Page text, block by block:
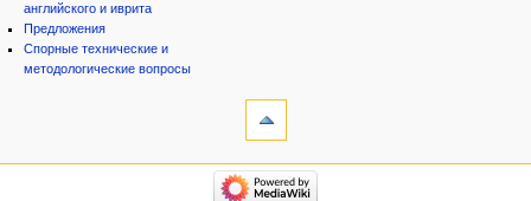
английского и иврита
Предложения
Спорные технические и
методологические вопросы
категории